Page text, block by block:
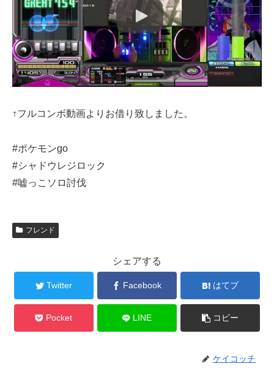
↑フルコンボ動画よりお借り致しました。
#ポケモンgo
#シャドウレジロック
#嘘っこソロ討伐
フレンド
シェアする
Twitter Facebook はてブ
Pocket LINE コピー
ケイコッチ